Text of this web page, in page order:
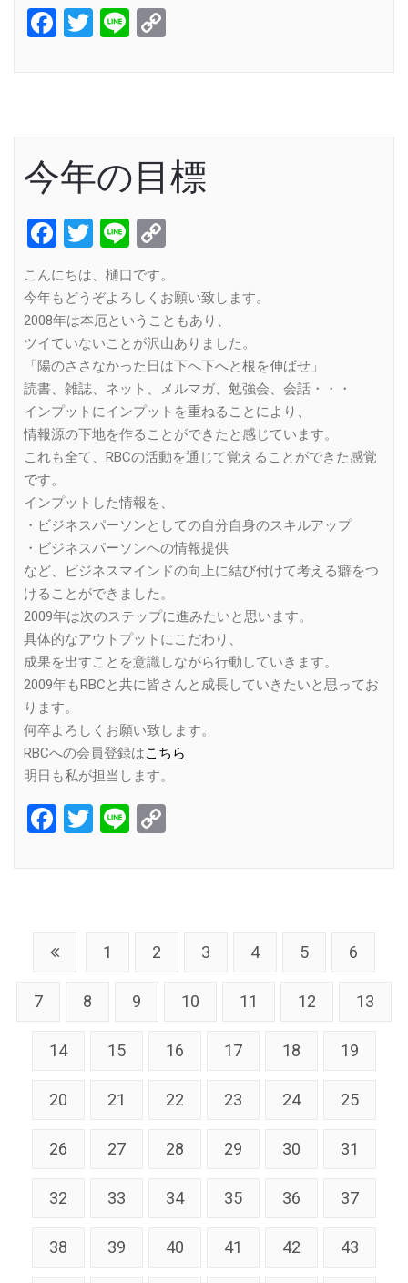
Facebook
Twitter
Line
今年の目標
Facebook
Twitter
Line
こんにちは、樋口です。
今年もどうぞよろしくお願い致します。
2008年は本厄ということもあり、
ツイていないことが沢山ありました。
「陽のささなかった日は下へ下へと根を伸ばせ」
読書、雑誌、ネット、メルマガ、勉強会、会話・・・
インプットにインプットを重ねることにより、
情報源の下地を作ることができたと感じています。
これも全て、RBCの活動を通じて覚えることができた感覚
です。
インプットした情報を、
・ビジネスパーソンとしての自分自身のスキルアップ
・ビジネスパーソンへの情報提供
など、ビジネスマインドの向上に結び付けて考える癖をつ
けることができました。
2009年は次のステップに進みたいと思います。
具体的なアウトプットにこだわり、
成果を出すことを意識しながら行動していきます。
2009年もRBCと共に皆さんと成長していきたいと思ってお
ります。
何卒よろしくお願い致します。
RBCへの会員登録はこちら
明日も私が担当します。
Facebook
Twitter
Line
1 2 3 4 5 6
7 8 9 10 11 12 13
14 15 16 17 18 19
20 21 22 23 24 25
26 27 28 29 30 31
32 33 34 35 36 37
38 39 40 41 42 43